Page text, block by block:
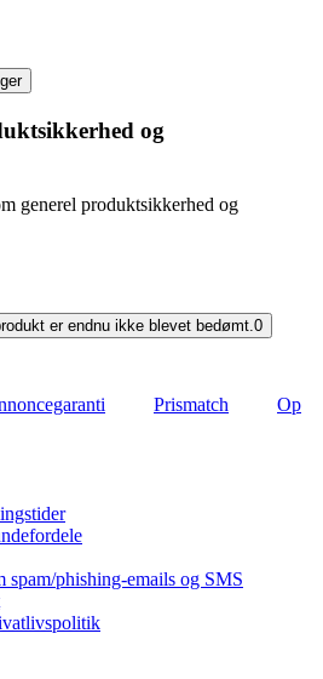
og
generel produktsikkerhed og
er endnu ikke blevet bedømt.0
Prismatch
Op
spam/phishing-emails og SMS